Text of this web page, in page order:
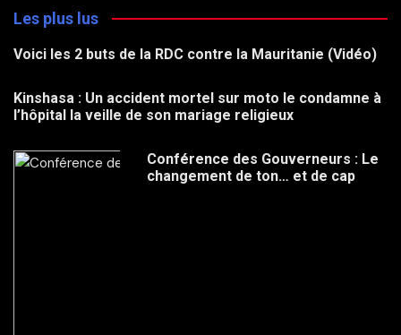
Les plus lus
Voici les 2 buts de la RDC contre la Mauritanie (Vidéo)
Kinshasa : Un accident mortel sur moto le condamne à
l’hôpital la veille de son mariage religieux
Conférence des Gouverneurs : Le
changement de ton… et de cap